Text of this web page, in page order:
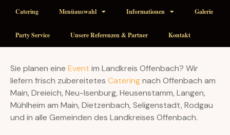
Catering Menüauswahl Informationen Galerie
Party Service Unsere Referenzen & Partner Kontakt
Sie planen eine Event im Landkreis Offenbach? Wir
liefern frisch zubereitetes Cateringnach Offenbach am
Main, Dreieich, Neu-Isenburg, Heusenstamm, Langen,
Mühlheim am Main, Dietzenbach, Seligenstadt, Rodgau
und in alle Gemeinden des Landkreises Offenbach.